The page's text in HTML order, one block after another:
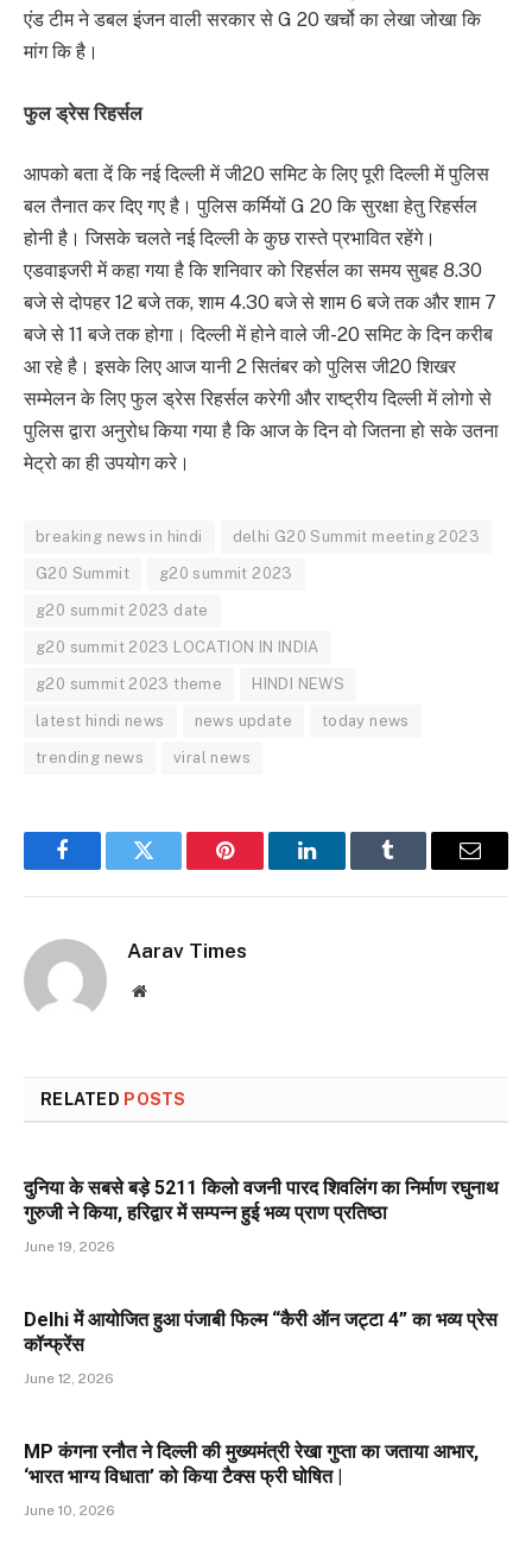
एंड टीम ने डबल इंजन वाली सरकार से G 20 खर्चो का लेखा जोखा कि
मांग कि है।
फुल ड्रेस रिहर्सल
आपको बता दें कि नई दिल्ली में जी20 समिट के लिए पूरी दिल्ली में पुलिस
बल तैनात कर दिए गए है। पुलिस कर्मियों G 20 कि सुरक्षा हेतु रिहर्सल
होनी है। जिसके चलते नई दिल्ली के कुछ रास्ते प्रभावित रहेंगे।
एडवाइजरी में कहा गया है कि शनिवार को रिहर्सल का समय सुबह 8.30
बजे से दोपहर 12 बजे तक, शाम 4.30 बजे से शाम 6 बजे तक और शाम 7
बजे से 11 बजे तक होगा। दिल्ली में होने वाले जी-20 समिट के दिन करीब
आ रहे है। इसके लिए आज यानी 2 सितंबर को पुलिस जी20 शिखर
सम्मेलन के लिए फुल ड्रेस रिहर्सल करेगी और राष्ट्रीय दिल्ली में लोगो से
पुलिस द्वारा अनुरोध किया गया है कि आज के दिन वो जितना हो सके उतना
मेट्रो का ही उपयोग करे।
breaking news in hindi delhi G20 Summit meeting 2023
G20 Summit g20 summit 2023
g20 summit 2023 date
g20 summit 2023 LOCATION IN INDIA
g20 summit 2023 theme HINDI NEWS
latest hindi news news update today news
trending news viral news
FacebookTwitter Pinterest LinkedInTumblr Email
Aarav Times
Website
RELATED POSTS
दुनिया के सबसे बड़े 5211 किलो वजनी पारद शिवलिंग का निर्माण रघुनाथ
गुरुजी ने किया, हरिद्वार में सम्पन्न हुई भव्य प्राण प्रतिष्ठा
June 19, 2026
Delhi में आयोजित हुआ पंजाबी फिल्म “कैरी ऑन जट्टा 4” का भव्य प्रेस
कॉन्फ्रेंस
June 12, 2026
MP कंगना रनौत ने दिल्ली की मुख्यमंत्री रेखा गुप्ता का जताया आभार,
‘भारत भाग्य विधाता’ को किया टैक्स फ्री घोषित |
June 10, 2026